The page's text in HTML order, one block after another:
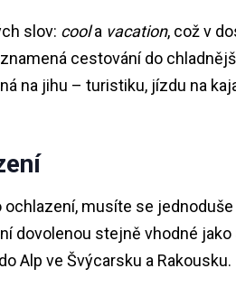
slov: coola vacation, což v
znamená cestování do
na jihu – turistiku, jízdu na
musíte se jednoduše
dovolenou stejně vhodné jako
Alp ve Švýcarsku a Rakousku.